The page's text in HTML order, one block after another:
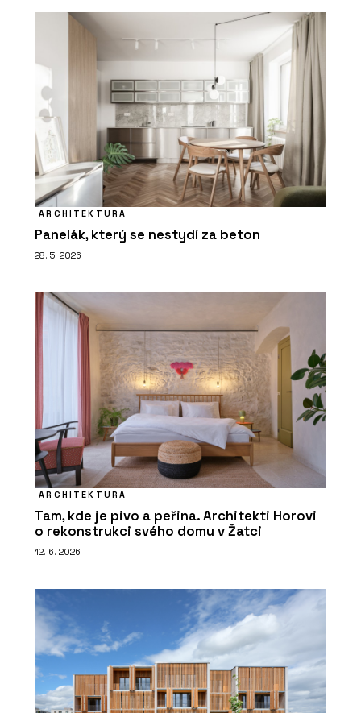
ARCHITEKTURA
Panelák, který se nestydí za beton
28. 5. 2026
ARCHITEKTURA
Tam, kde je pivo a peřina. Architekti Horovi
o rekonstrukci svého domu v Žatci
12. 6. 2026